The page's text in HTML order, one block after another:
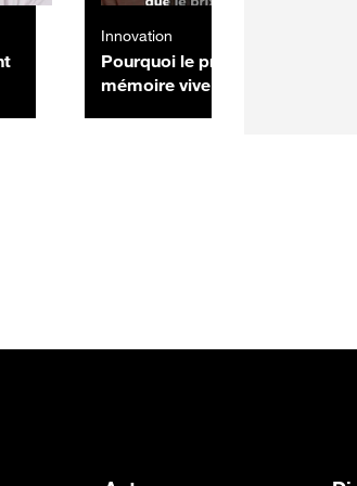
Innovation
Pourquoi le prix de la
mémoire vive s’envole : la